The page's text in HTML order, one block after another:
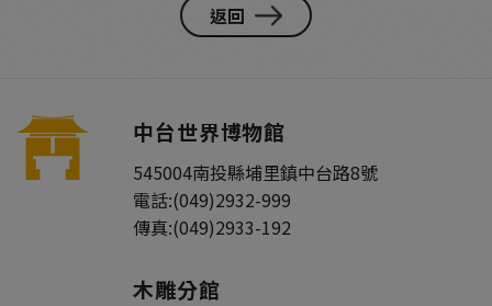
返回
中台世界博物館
545004南投縣埔里鎮中台路8號
電話:(049)2932-999
傳真:(049)2933-192
木雕分館